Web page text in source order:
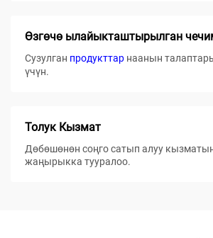
Өзгөчө ылайыкташтырылган
Сузулган продукттар наанын
үчүн.
Толук Кызмат
Дөбөшөнөн соңго сатып алуу
жаңырыкка тууралoo.